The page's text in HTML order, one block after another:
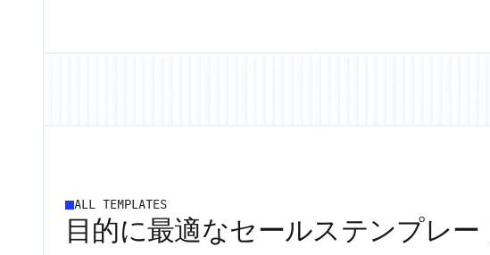
ALL TEMPLATES
目的に最適なセールステンプレー